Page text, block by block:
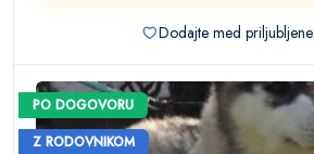
Dodajte med priljubljene
PO DOGOVORU
Z RODOVNIKOM